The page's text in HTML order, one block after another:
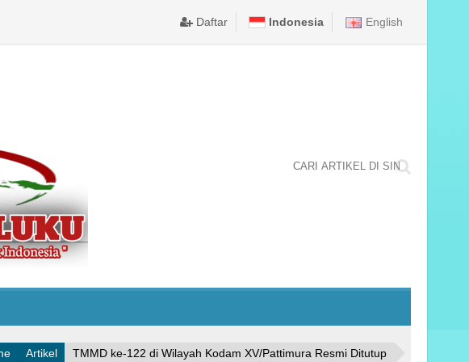
Maluku.com – Pemerintah Kota Ambon memastikan puncak perayaan Hari Ulang
KEMAH BELA NEGARA TINGKAT NASIONAL TAHUN 2025 DI KABUPATEN
DPRD KOTA AMBON TETAPKAN BODEWIN
Daftar Indonesia English
Artikel TMMD ke-122 di Wilayah Kodam XV/Pattimura Resmi Ditutup